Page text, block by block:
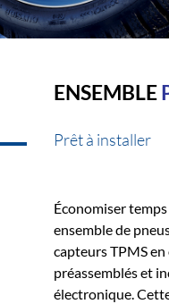
ENSEMBLE
Prêt à installer
Économiser
ensemble de
capteurs TPMS
préassemblés et
électronique.